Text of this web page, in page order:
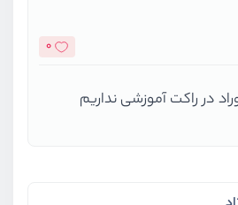
0
در راکت آموزشی نداریم